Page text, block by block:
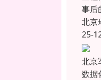
事后
北京
25-
北京
数据